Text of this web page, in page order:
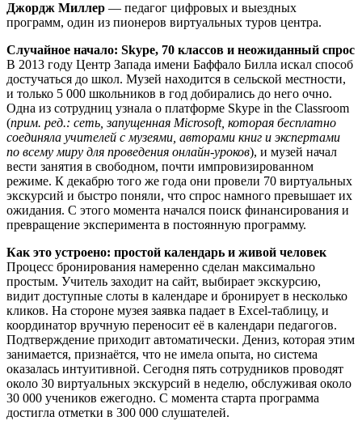
Джордж Миллер — педагог цифровых и выездных
программ, один из пионеров виртуальных туров центра.
Случайное начало: Skype, 70 классов и неожиданный спрос
В 2013 году Центр Запада имени Баффало Билла искал способ
достучаться до школ. Музей находится в сельской местности,
и только 5 000 школьников в год добирались до него очно.
Одна из сотрудниц узнала о платформе Skype in the Classroom
(прим. ред.: сеть, запущенная Microsoft, которая бесплатно
соединяла учителей с музеями, авторами книг и экспертами
по всему миру для проведения онлайн-уроков), и музей начал
вести занятия в свободном, почти импровизированном
режиме. К декабрю того же года они провели 70 виртуальных
экскурсий и быстро поняли, что спрос намного превышает их
ожидания. С этого момента начался поиск финансирования и
превращение эксперимента в постоянную программу.
Как это устроено: простой календарь и живой человек
Процесс бронирования намеренно сделан максимально
простым. Учитель заходит на сайт, выбирает экскурсию,
видит доступные слоты в календаре и бронирует в несколько
кликов. На стороне музея заявка падает в Excel-таблицу, и
координатор вручную переносит её в календари педагогов.
Подтверждение приходит автоматически. Дениз, которая этим
занимается, признаётся, что не имела опыта, но система
оказалась интуитивной. Сегодня пять сотрудников проводят
около 30 виртуальных экскурсий в неделю, обслуживая около
30 000 учеников ежегодно. С момента старта программа
достигла отметки в 300 000 слушателей.